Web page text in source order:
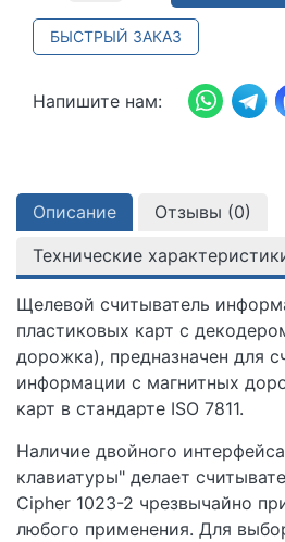
БЫСТРЫЙ ЗАКАЗ
Напишите нам:
Описание Отзывы (0)
Технические
Щелевой считыватель
пластиковых карт с
дорожка), предназначен для
информации с магнитных
карт в стандарте ISO 7811.
Наличие двойного
клавиатуры" делает
Сipher 1023-2 чрезвычайно
любого применения. Для